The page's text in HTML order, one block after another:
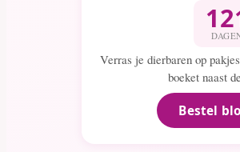
Verras je dierbaren op
boeket naast
Bestel